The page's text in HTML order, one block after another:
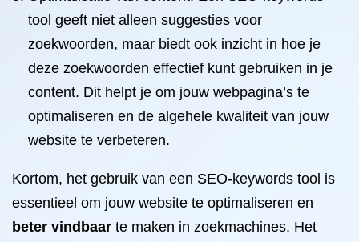
tool geeft niet alleen suggesties voor
zoekwoorden, maar biedt ook inzicht in hoe je
deze zoekwoorden effectief kunt gebruiken in je
content. Dit helpt je om jouw webpagina’s te
optimaliseren en de algehele kwaliteit van jouw
website te verbeteren.
Kortom, het gebruik van een SEO-keywords tool is
essentieel om jouw website te optimaliseren en
beter vindbaar te maken in zoekmachines. Het